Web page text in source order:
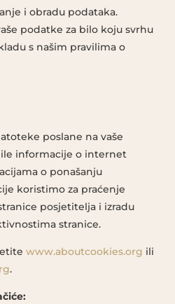
i obradu podataka.
podatke za bilo koju svrhu
s našim pravilima o
poslane na vaše
informacije o internet
o ponašanju
koristimo za praćenje
posjetitelja i izradu
stranice.
www.aboutcookies.org ili
.